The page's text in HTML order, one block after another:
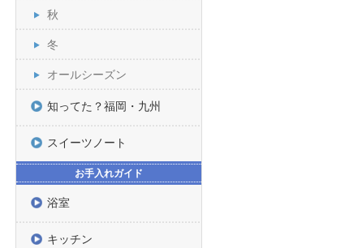
秋
冬
オールシーズン
知ってた？福岡・九州
スイーツノート
お手入れガイド
浴室
キッチン